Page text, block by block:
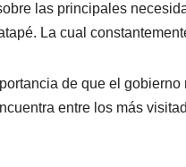
las principales
La cual
de que el
entre los más